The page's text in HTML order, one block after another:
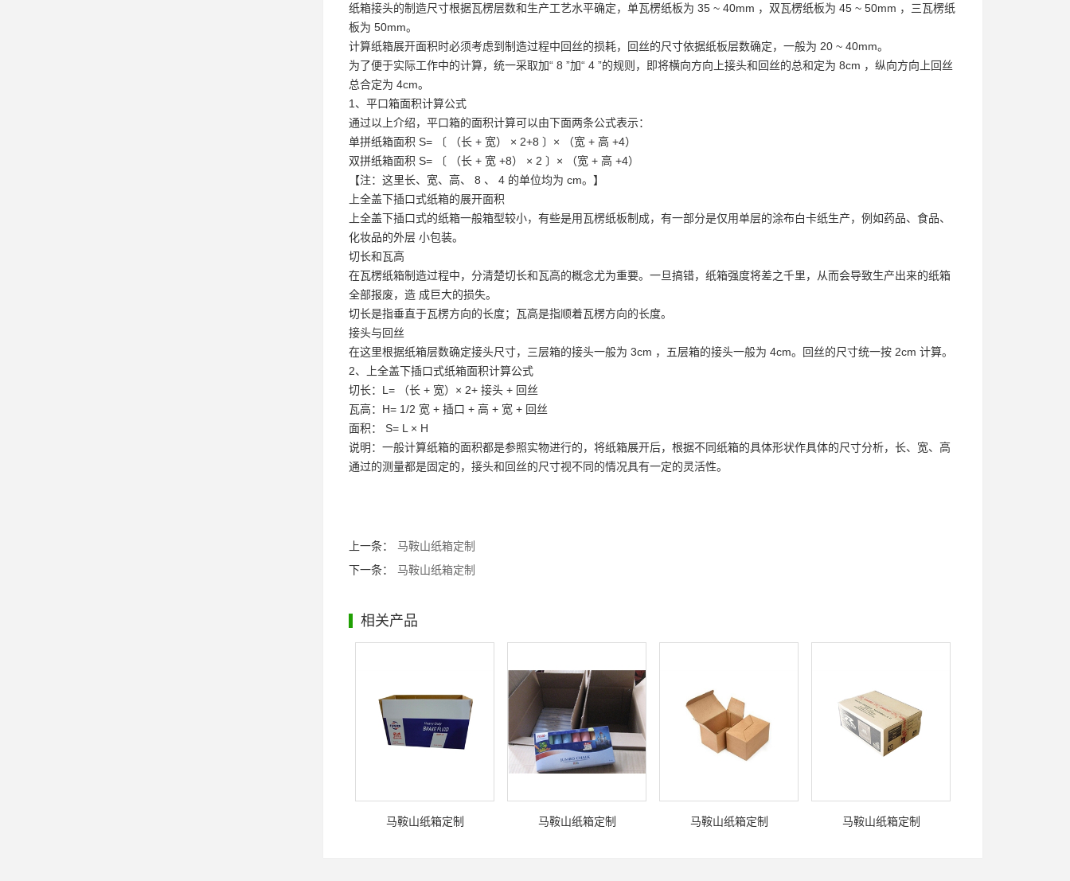
纸箱接头的制造尺寸根据瓦楞层数和生产工艺水平确定，单瓦楞纸板为 35 ~ 40mm ，双瓦楞纸板为 45 ~ 50mm ，三瓦楞纸
板为 50mm。
计算纸箱展开面积时必须考虑到制造过程中回丝的损耗，回丝的尺寸依据纸板层数确定，一般为 20 ~ 40mm。
为了便于实际工作中的计算，统一采取加“ 8 ”加“ 4 ”的规则，即将横向方向上接头和回丝的总和定为 8cm ，纵向方向上回丝
总合定为 4cm。
1、平口箱面积计算公式
通过以上介绍，平口箱的面积计算可以由下面两条公式表示：
单拼纸箱面积 S= 〔 （长 + 宽） × 2+8 〕× （宽 + 高 +4）
双拼纸箱面积 S= 〔 （长 + 宽 +8） × 2 〕× （宽 + 高 +4）
【注：这里长、宽、高、 8 、 4 的单位均为 cm。】
上全盖下插口式纸箱的展开面积
上全盖下插口式的纸箱一般箱型较小，有些是用瓦楞纸板制成，有一部分是仅用单层的涂布白卡纸生产，例如药品、食品、
化妆品的外层 小包装。
切长和瓦高
在瓦楞纸箱制造过程中，分清楚切长和瓦高的概念尤为重要。一旦搞错，纸箱强度将差之千里，从而会导致生产出来的纸箱
全部报废，造 成巨大的损失。
切长是指垂直于瓦楞方向的长度；瓦高是指顺着瓦楞方向的长度。
接头与回丝
在这里根据纸箱层数确定接头尺寸，三层箱的接头一般为 3cm ，五层箱的接头一般为 4cm。回丝的尺寸统一按 2cm 计算。
2、上全盖下插口式纸箱面积计算公式
切长：L= （长 + 宽）× 2+ 接头 + 回丝
瓦高：H= 1/2 宽 + 插口 + 高 + 宽 + 回丝
面积： S= L × H
说明：一般计算纸箱的面积都是参照实物进行的，将纸箱展开后，根据不同纸箱的具体形状作具体的尺寸分析，长、宽、高
通过的测量都是固定的，接头和回丝的尺寸视不同的情况具有一定的灵活性。
上一条：
马鞍山纸箱定制
下一条：
马鞍山纸箱定制
相关产品
马鞍山纸箱定制 马鞍山纸箱定制 马鞍山纸箱定制 马鞍山纸箱定制